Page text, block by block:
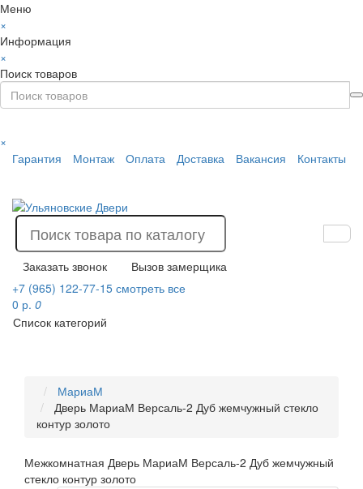
Меню
×
Информация
×
Поиск товаров
×
Гарантия
Монтаж Оплата Доставка Вакансия Контакты
Заказать звонок
Вызов замерщика
+7 (965) 122-77-15 смотреть все
0 р. 0
Список категорий
МариаМ
Дверь МариаМ Версаль-2 Дуб жемчужный стекло
контур золото
Межкомнатная Дверь МариаМ Версаль-2 Дуб жемчужный
стекло контур золото